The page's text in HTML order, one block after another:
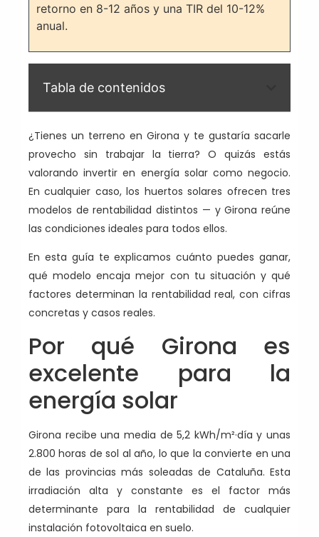
retorno en 8-12 años y una TIR del 10-12%
anual.
Tabla de contenidos
¿Tienes un terreno en Girona y te gustaría sacarle
provecho sin trabajar la tierra? O quizás estás
valorando invertir en energía solar como negocio.
En cualquier caso, los huertos solares ofrecen tres
modelos de rentabilidad distintos — y Girona reúne
las condiciones ideales para todos ellos.
En esta guía te explicamos cuánto puedes ganar,
qué modelo encaja mejor con tu situación y qué
factores determinan la rentabilidad real, con cifras
concretas y casos reales.
Por qué Girona es
excelente para la
energía solar
Girona recibe una media de 5,2 kWh/m²·día y unas
2.800 horas de sol al año, lo que la convierte en una
de las provincias más soleadas de Cataluña. Esta
irradiación alta y constante es el factor más
determinante para la rentabilidad de cualquier
instalación fotovoltaica en suelo.